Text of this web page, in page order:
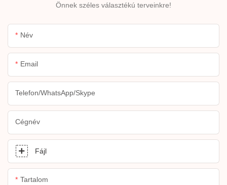
Önnek széles választékú terveinkre!
Név
Email
Telefon/WhatsApp/Skype
Cégnév
Fájl
Tartalom